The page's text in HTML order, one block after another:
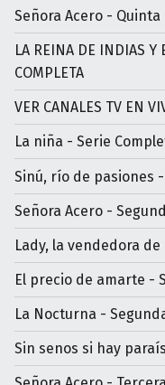
Señora Acero - Quinta
LA REINA DE INDIAS Y
COMPLETA
VER CANALES TV EN
La niña - Serie
Sinú, río de pasiones
Señora Acero -
Lady, la vendedora
El precio de amarte -
La Nocturna -
Sin senos si hay